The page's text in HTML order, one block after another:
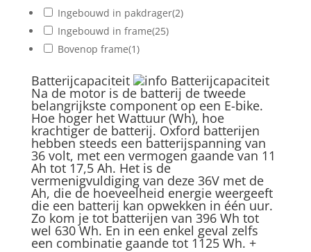
Ingebouwd in pakdrager(2)
Ingebouwd in frame(25)
Bovenop frame(1)
Batterijcapaciteit Batterijcapaciteit
Na de motor is de batterij de tweede
belangrijkste component op een E-bike.
Hoe hoger het Wattuur (Wh), hoe
krachtiger de batterij. Oxford batterijen
hebben steeds een batterijspanning van
36 volt, met een vermogen gaande van 11
Ah tot 17,5 Ah. Het is de
vermenigvuldiging van deze 36V met de
Ah, die de hoeveelheid energie weergeeft
die een batterij kan opwekken in één uur.
Zo kom je tot batterijen van 396 Wh tot
wel 630 Wh. En in een enkel geval zelfs
een combinatie gaande tot 1125 Wh. +